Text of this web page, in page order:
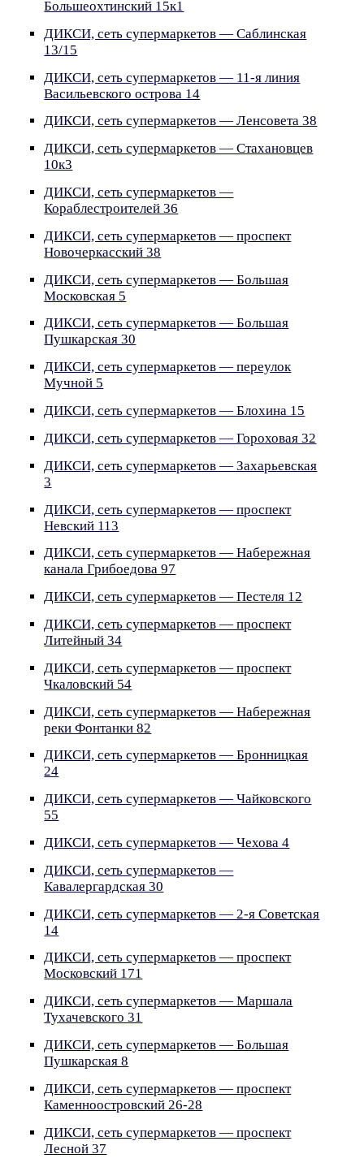
Большеохтинский 15к1
ДИКСИ, сеть супермаркетов — Саблинская
13/15
ДИКСИ, сеть супермаркетов — 11-я линия
Васильевского острова 14
ДИКСИ, сеть супермаркетов — Ленсовета 38
ДИКСИ, сеть супермаркетов — Стахановцев
10к3
ДИКСИ, сеть супермаркетов —
Кораблестроителей 36
ДИКСИ, сеть супермаркетов — проспект
Новочеркасский 38
ДИКСИ, сеть супермаркетов — Большая
Московская 5
ДИКСИ, сеть супермаркетов — Большая
Пушкарская 30
ДИКСИ, сеть супермаркетов — переулок
Мучной 5
ДИКСИ, сеть супермаркетов — Блохина 15
ДИКСИ, сеть супермаркетов — Гороховая 32
ДИКСИ, сеть супермаркетов — Захарьевская
3
ДИКСИ, сеть супермаркетов — проспект
Невский 113
ДИКСИ, сеть супермаркетов — Набережная
канала Грибоедова 97
ДИКСИ, сеть супермаркетов — Пестеля 12
ДИКСИ, сеть супермаркетов — проспект
Литейный 34
ДИКСИ, сеть супермаркетов — проспект
Чкаловский 54
ДИКСИ, сеть супермаркетов — Набережная
реки Фонтанки 82
ДИКСИ, сеть супермаркетов — Бронницкая
24
ДИКСИ, сеть супермаркетов — Чайковского
55
ДИКСИ, сеть супермаркетов — Чехова 4
ДИКСИ, сеть супермаркетов —
Кавалергардская 30
ДИКСИ, сеть супермаркетов — 2-я Советская
14
ДИКСИ, сеть супермаркетов — проспект
Московский 171
ДИКСИ, сеть супермаркетов — Маршала
Тухачевского 31
ДИКСИ, сеть супермаркетов — Большая
Пушкарская 8
ДИКСИ, сеть супермаркетов — проспект
Каменноостровский 26-28
ДИКСИ, сеть супермаркетов — проспект
Лесной 37